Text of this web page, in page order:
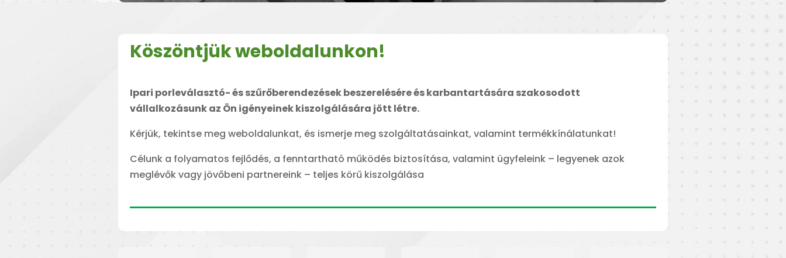
Köszöntjük weboldalunkon!
Ipari porleválasztó- és szűrőberendezések beszerelésére és karbantartására szakosodott
vállalkozásunk az Ön igényeinek kiszolgálására jött létre.
Kérjük, tekintse meg weboldalunkat, és ismerje meg szolgáltatásainkat, valamint termékkínálatunkat!
Célunk a folyamatos fejlődés, a fenntartható működés biztosítása, valamint ügyfeleink – legyenek azok
meglévők vagy jövőbeni partnereink – teljes körű kiszolgálása